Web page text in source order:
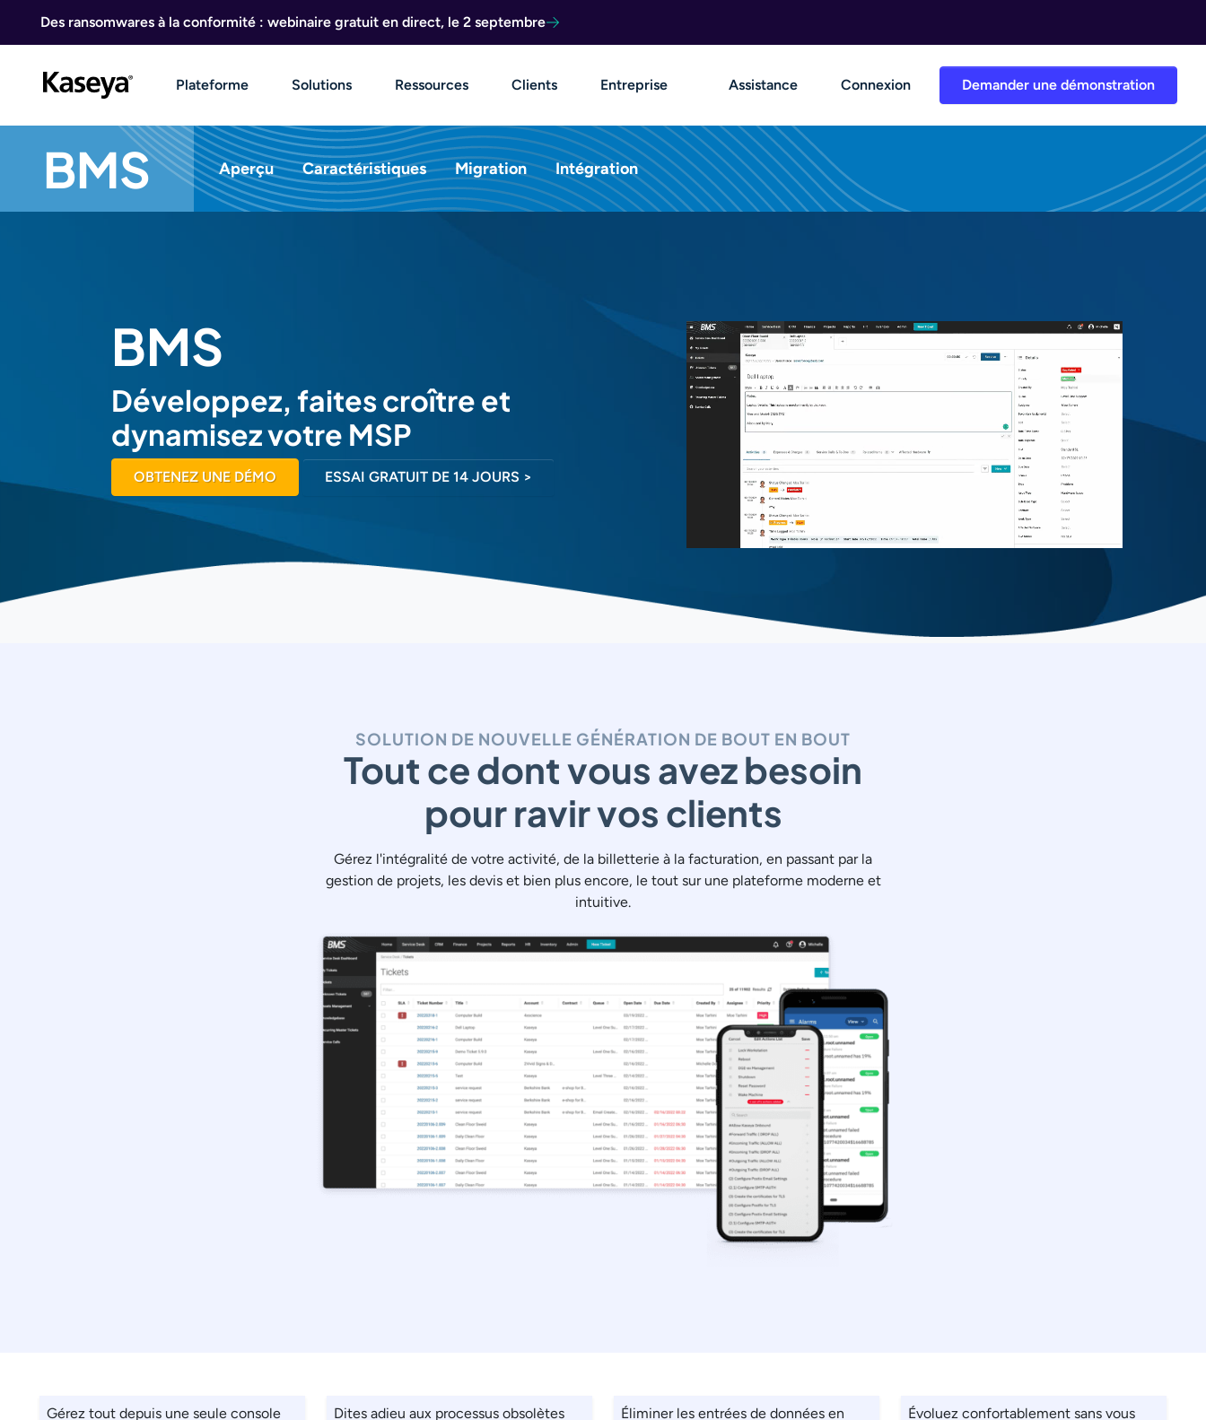
Des ransomwares à la conformité : webinaire gratuit en direct, le 2 septembre
Demander une démonstration
Plateforme Solutions Ressources Clients Entreprise Assistance Connexion
BMS Aperçu Caractéristiques Migration Intégration
BMS
Développez, faites croître et
dynamisez votre MSP
OBTENEZ UNE DÉMO ESSAI GRATUIT DE 14 JOURS >
SOLUTION DE NOUVELLE GÉNÉRATION DE BOUT EN BOUT
Tout ce dont vous avez besoin
pour ravir vos clients
Gérez l'intégralité de votre activité, de la billetterie à la facturation, en passant par la
gestion de projets, les devis et bien plus encore, le tout sur une plateforme moderne et
intuitive.
Gérez tout depuis une seule console Dites adieu aux processus obsolètes
Éliminer les entrées de données en
Évoluez confortablement sans vous